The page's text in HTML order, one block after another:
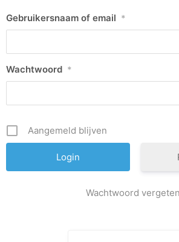
Gebruikersnaam of email *
Wachtwoord *
Aangemeld blijven
Wachtwoord